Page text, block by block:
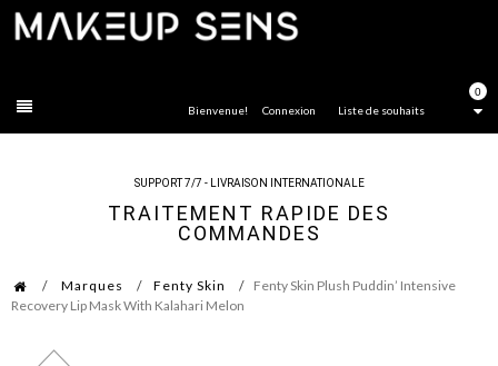
0
Liste de souhaits
Bienvenue! Connexion
SUPPORT 7/7 - LIVRAISON INTERNATIONALE
TRAITEMENT RAPIDE DES
COMMANDES
Marques Fenty Skin
Fenty Skin Plush Puddin’ Intensive
Recovery Lip Mask With Kalahari Melon